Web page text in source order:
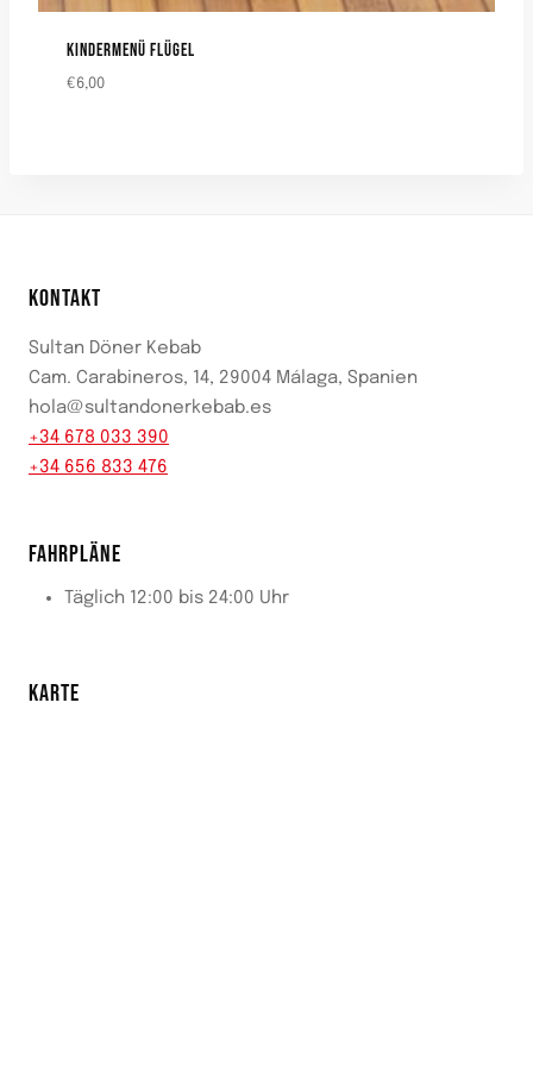
KINDERMENÜ FLÜGEL
€6,00
KONTAKT
Sultan Döner Kebab
Cam. Carabineros, 14, 29004 Málaga, Spanien
hola@sultandonerkebab.es
+34 678 033 390
+34 656 833 476
FAHRPLÄNE
Täglich 12:00 bis 24:00 Uhr
KARTE